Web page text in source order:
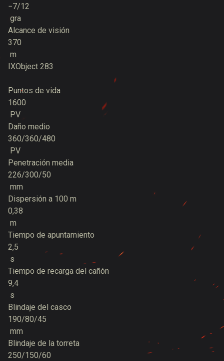
−7/12
gra
Alcance de visión
370
m
IXObject 283
Puntos de vida
1600
PV
Daño medio
360/360/480
PV
Penetración media
226/300/50
mm
Dispersión a 100 m
0,38
m
Tiempo de apuntamiento
2,5
s
Tiempo de recarga del cañón
9,4
s
Blindaje del casco
190/80/45
mm
Blindaje de la torreta
250/150/60